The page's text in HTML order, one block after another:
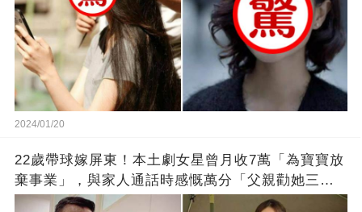
2024/01/20
22歲帶球嫁屏東！本土劇女星曾月收7萬「為寶寶放
棄事業」，與家人通話時感慨萬分「父親勸她三
思」：只有過一次眼淚